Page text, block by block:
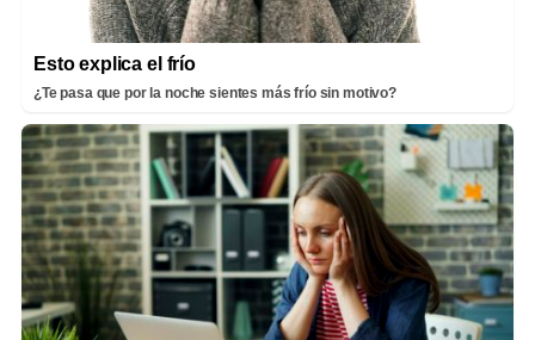
Esto explica el frío
¿Te pasa que por la noche sientes más frío sin motivo?